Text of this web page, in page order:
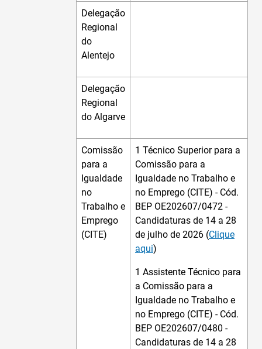
Delegação
Regional
do
Alentejo
Delegação
Regional
do Algarve
Comissão
para a
Igualdade
no
Trabalho e
Emprego
(CITE)
1 Técnico Superior para a
Comissão para a
Igualdade no Trabalho e
no Emprego (CITE) - Cód.
BEP OE202607/0472 -
Candidaturas de 14 a 28
de julho de 2026 (Clique
aqui)
1 Assistente Técnico para
a Comissão para a
Igualdade no Trabalho e
no Emprego (CITE) - Cód.
BEP OE202607/0480 -
Candidaturas de 14 a 28